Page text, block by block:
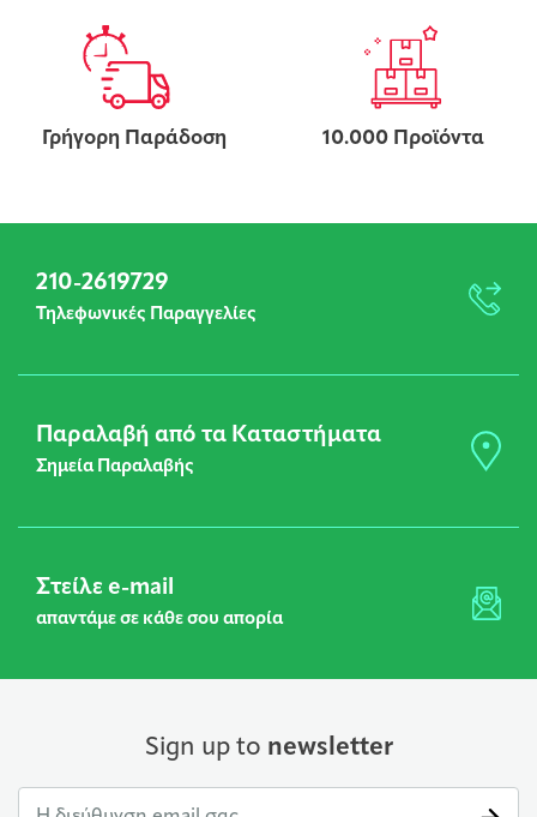
Γρήγορη Παράδοση 10.000 Προϊόντα
210-2619729
Τηλεφωνικές Παραγγελίες
Παραλαβή από τα Καταστήματα
Σημεία Παραλαβής
Στείλε e-mail
απαντάμε σε κάθε σου απορία
Sign up to newsletter